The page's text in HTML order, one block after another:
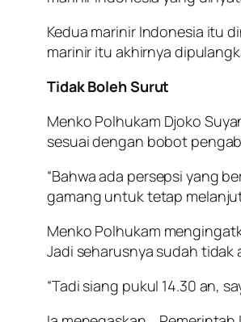
Kedua marinir Indonesia itu
marinir itu akhirnya
Tidak Boleh Surut
Menko Polhukam Djoko
sesuai dengan bobot
“Bahwa ada persepsi yang
gamang untuk tetap
Menko Polhukam
Jadi seharusnya sudah tidak
“Tadi siang pukul 14.30 an,